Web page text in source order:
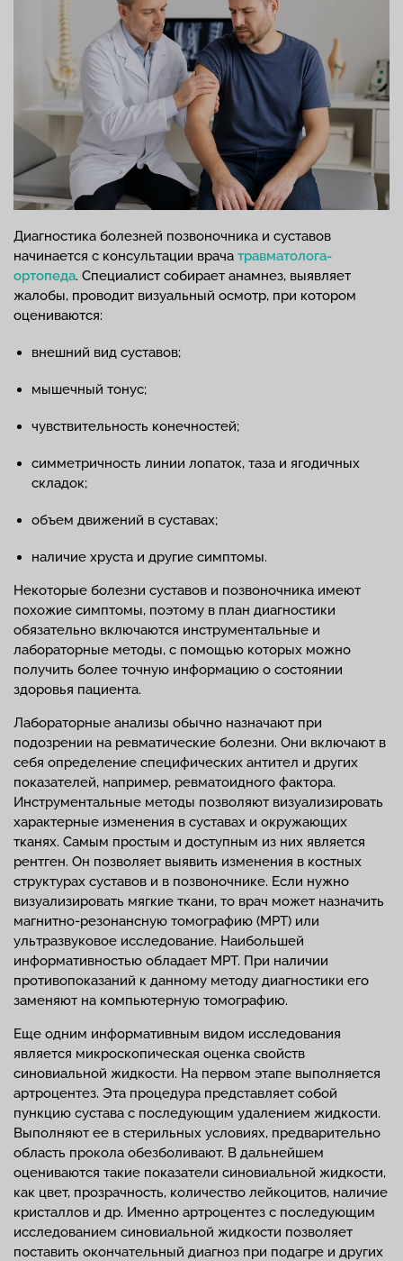
Диагностика болезней позвоночника и суставов
начинается с консультации врача травматолога-
ортопеда. Специалист собирает анамнез, выявляет
жалобы, проводит визуальный осмотр, при котором
оцениваются:
внешний вид суставов;
мышечный тонус;
чувствительность конечностей;
симметричность линии лопаток, таза и ягодичных
складок;
объем движений в суставах;
наличие хруста и другие симптомы.
Некоторые болезни суставов и позвоночника имеют
похожие симптомы, поэтому в план диагностики
обязательно включаются инструментальные и
лабораторные методы, с помощью которых можно
получить более точную информацию о состоянии
здоровья пациента.
Лабораторные анализы обычно назначают при
подозрении на ревматические болезни. Они включают в
себя определение специфических антител и других
показателей, например, ревматоидного фактора.
Инструментальные методы позволяют визуализировать
характерные изменения в суставах и окружающих
тканях. Самым простым и доступным из них является
рентген. Он позволяет выявить изменения в костных
структурах суставов и в позвоночнике. Если нужно
визуализировать мягкие ткани, то врач может назначить
магнитно-резонансную томографию (МРТ) или
ультразвуковое исследование. Наибольшей
информативностью обладает МРТ. При наличии
противопоказаний к данному методу диагностики его
заменяют на компьютерную томографию.
Еще одним информативным видом исследования
является микроскопическая оценка свойств
синовиальной жидкости. На первом этапе выполняется
артроцентез. Эта процедура представляет собой
пункцию сустава с последующим удалением жидкости.
Выполняют ее в стерильных условиях, предварительно
область прокола обезболивают. В дальнейшем
оцениваются такие показатели синовиальной жидкости,
как цвет, прозрачность, количество лейкоцитов, наличие
кристаллов и др. Именно артроцентез с последующим
исследованием синовиальной жидкости позволяет
поставить окончательный диагноз при подагре и других